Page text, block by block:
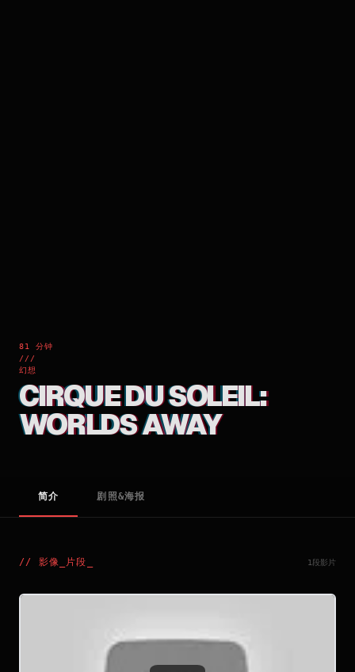
81 分钟
///
幻想
CIRQUE DU SOLEIL:
WORLDS AWAY
简介 剧照&海报
// 影像_片段 1段影片